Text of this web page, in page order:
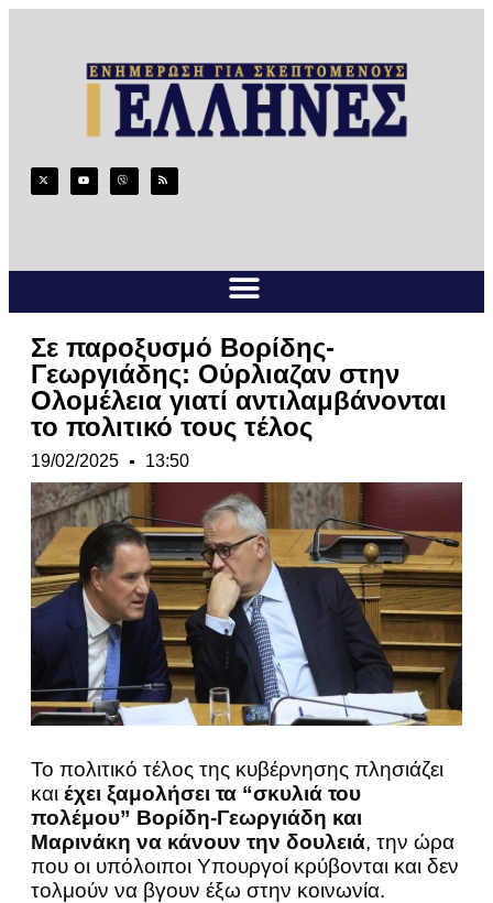
Σε παροξυσμό Βορίδης-
Γεωργιάδης: Ούρλιαζαν στην
Ολομέλεια γιατί αντιλαμβάνονται
το πολιτικό τους τέλος
19/02/2025 13:50
Το πολιτικό τέλος της κυβέρνησης πλησιάζει
και έχει ξαμολήσει τα “σκυλιά του
πολέμου” Βορίδη-Γεωργιάδη και
Μαρινάκη να κάνουν την δουλειά, την ώρα
που οι υπόλοιποι Υπουργοί κρύβονται και δεν
τολμούν να βγουν έξω στην κοινωνία.